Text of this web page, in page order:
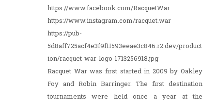
https://www.facebook.com/RacquetWar
https://www.instagram.com/racquet.war
https://pub-
5d8aff725acf4e3f9f11593eeae3c846.r2.dev/product
ion/racquet-war-logo-1713256918.jpg
Racquet War was first started in 2009 by Oakley
Foy and Robin Barringer. The first destination
tournaments were held once a year at the